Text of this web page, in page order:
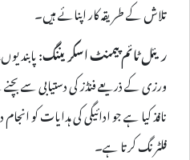
تلاش کے طریقہ کار اپنائے ہیں۔
ریئل ٹائم پیمنٹ اسکریننگ:
ورزی کے ذریعے فنڈز کی دستیابی سے
نافذ کیا ہے جو ادائیگی کی ہدایات کو
فلٹرنگ کرتا ہے۔